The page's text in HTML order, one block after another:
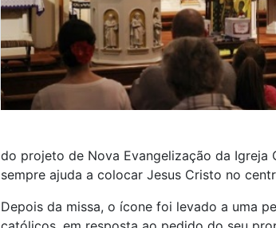
do projeto de Nova Evangelização da Igreja
sempre ajuda a colocar Jesus Cristo no
Depois da missa, o ícone foi levado a uma